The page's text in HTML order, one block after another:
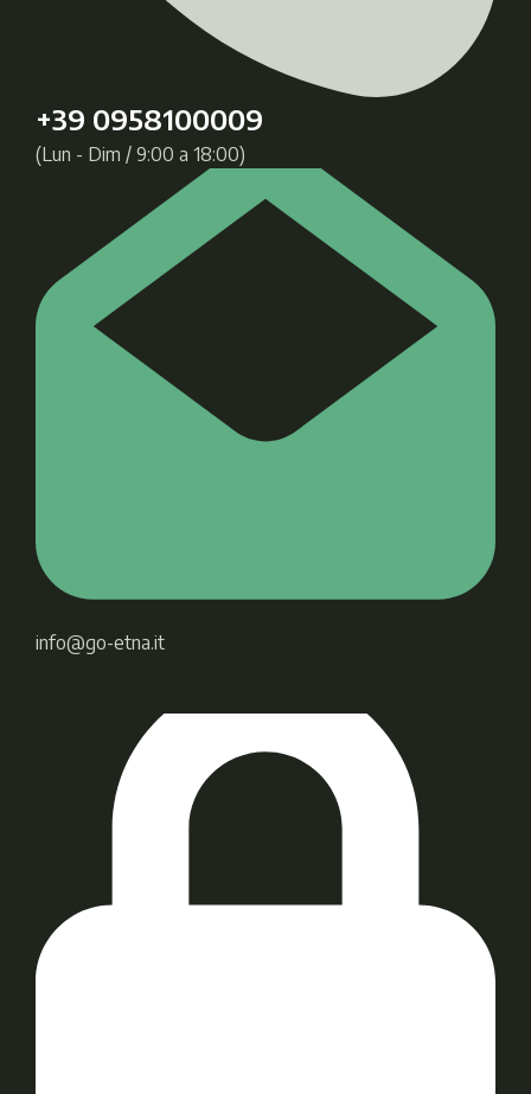
+39 0958100009
(Lun - Dim / 9:00 a 18:00)
info@go-etna.it